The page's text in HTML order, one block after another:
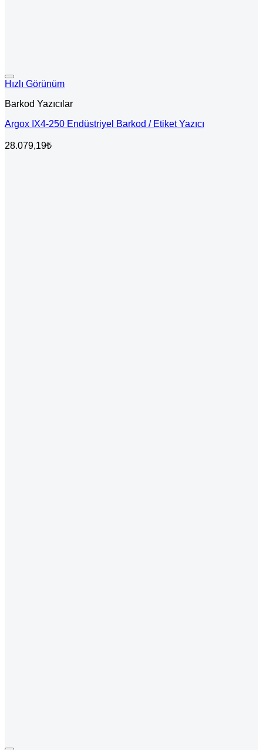
Hızlı Görünüm
Barkod Yazıcılar
Argox IX4-250 Endüstriyel Barkod / Etiket Yazıcı
28.079,19₺